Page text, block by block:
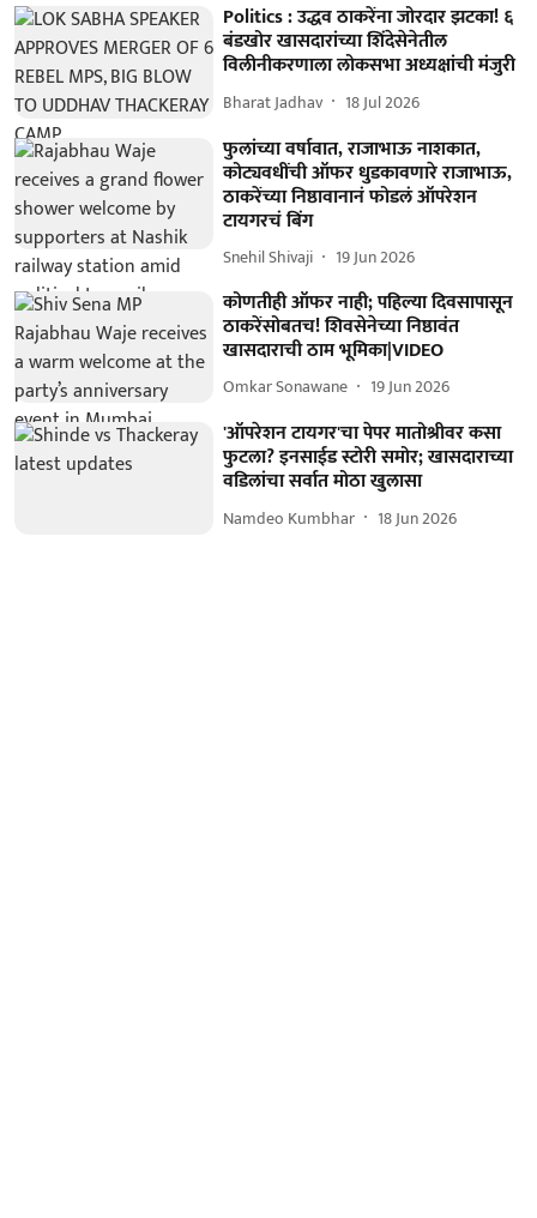
Politics : उद्धव ठाकरेंना जोरदार झटका! ६
बंडखोर खासदारांच्या शिंदेसेनेतील
विलीनीकरणाला लोकसभा अध्यक्षांची मंजुरी
Bharat Jadhav 18 Jul 2026
फुलांच्या वर्षावात, राजाभाऊ नाशकात,
कोट्यवधींची ऑफर धुडकावणारे राजाभाऊ,
ठाकरेंच्या निष्ठावानानं फोडलं ऑपरेशन
टायगरचं बिंग
Snehil Shivaji 19 Jun 2026
कोणतीही ऑफर नाही; पहिल्या दिवसापासून
ठाकरेंसोबतच! शिवसेनेच्या निष्ठावंत
खासदाराची ठाम भूमिका|VIDEO
Omkar Sonawane 19 Jun 2026
'ऑपरेशन टायगर'चा पेपर मातोश्रीवर कसा
फुटला? इनसाईड स्टोरी समोर; खासदाराच्या
वडिलांचा सर्वात मोठा खुलासा
Namdeo Kumbhar 18 Jun 2026